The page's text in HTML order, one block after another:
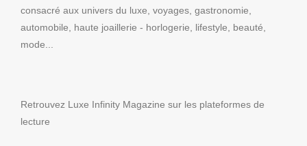
consacré aux univers du luxe, voyages, gastronomie,
automobile, haute joaillerie - horlogerie, lifestyle, beauté,
mode...
Retrouvez Luxe Infinity Magazine sur les plateformes de
lecture